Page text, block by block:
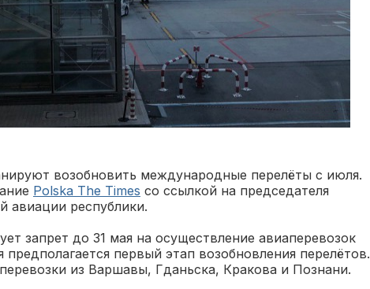
возобновить международные перелёты с июля.
Polska The Times со ссылкой на председателя
авиации республики.
запрет до 31 мая на осуществление авиаперевозок
первый этап возобновления перелётов.
из Варшавы, Гданьска, Кракова и Познани.